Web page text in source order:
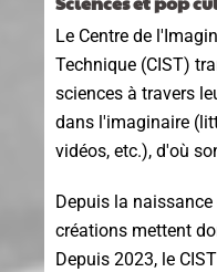
Le Centre de
Technique (CIST)
sciences à travers
dans l'imaginaire
vidéos, etc.), d'où
Depuis la
créations mettent
Depuis 2023, le